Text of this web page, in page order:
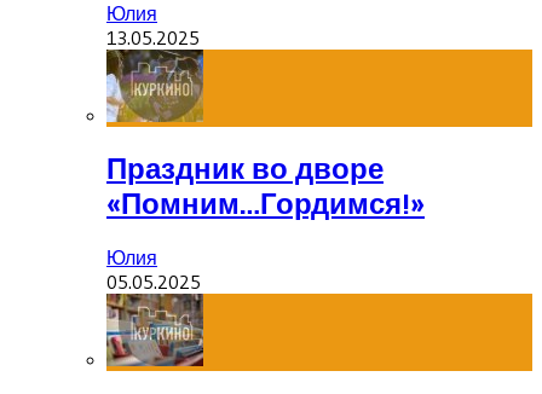
Юлия
13.05.2025
Праздник во дворе
«Помним…Гордимся!»
Юлия
05.05.2025